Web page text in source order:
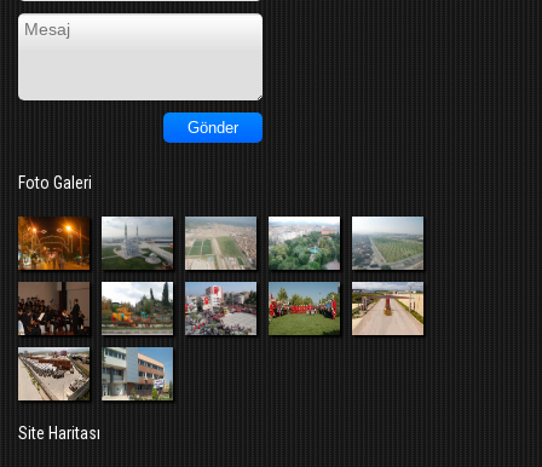
Foto Galeri
Site Haritası